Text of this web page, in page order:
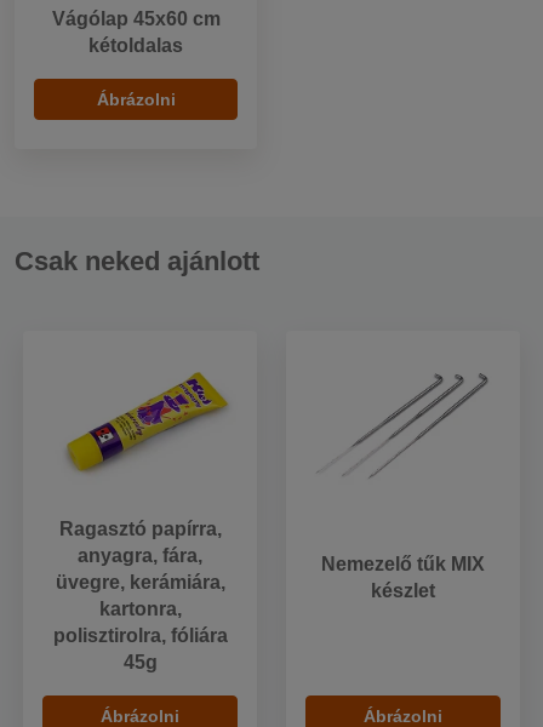
Vágólap 45x60 cm
kétoldalas
Ábrázolni
Csak neked ajánlott
Ragasztó papírra,
anyagra, fára,
üvegre, kerámiára,
kartonra,
polisztirolra, fóliára
45g
Ábrázolni
Nemezelő tűk MIX
készlet
Ábrázolni